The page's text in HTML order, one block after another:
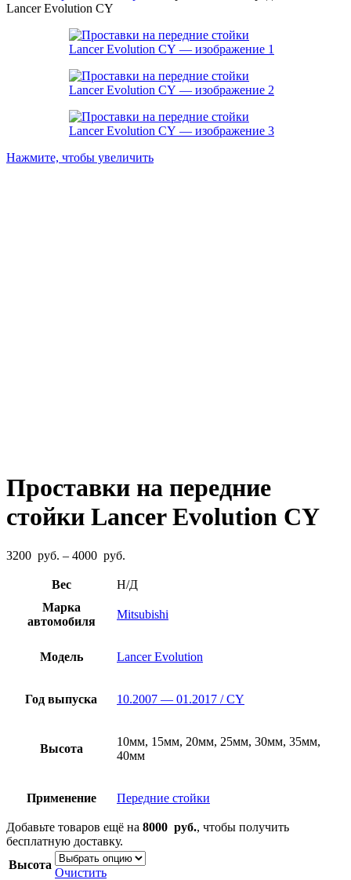
Lancer Evolution CY
Нажмите, чтобы увеличить
Проставки на передние
стойки Lancer Evolution CY
3200 руб. – 4000 руб.
3200
–
Вес
Н/Д
Марка
автомобиля
Mitsubishi
Модель Lancer Evolution
Год выпуска 10.2007 — 01.2017 / CY
Высота
10мм, 15мм, 20мм, 25мм, 30мм, 35мм,
40мм
Применение Передние стойки
Добавьте товаров ещё на 8000 руб., чтобы получить
бесплатную доставку.
Высота
Очистить